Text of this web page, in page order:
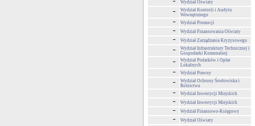
Wydział Oświaty
Wydział Kontroli i Audytu
Wewnętrznego
Wydział Promocji
Wydział Finansowania Oświaty
Wydział Zarządzania Kryzysowego
Wydział Infrastruktury Technicznej i
Gospodarki Komunalnej
Wydział Podatków i Opłat
Lokalnych
Wydział Prawny
Wydział Ochrony Środowiska i
Rolnictwa
Wydział Inwestycji Miejskich
Wydział Inwestycji Miejskich
Wydział Finansowo-Księgowy
Wydział Oświaty